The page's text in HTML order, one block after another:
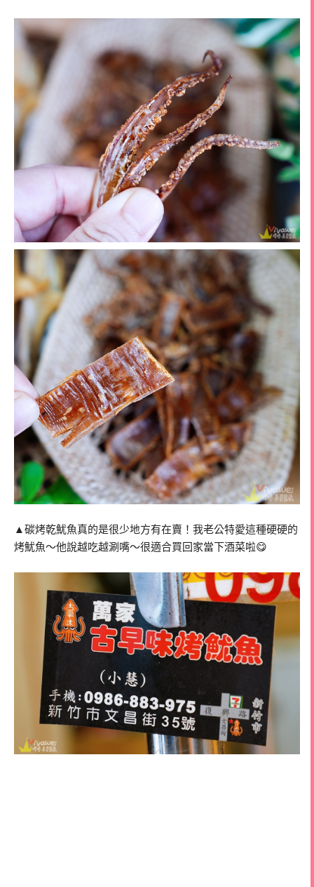
▲碳烤乾魷魚真的是很少地方有在賣！我老公特愛這種硬硬的
烤魷魚～他說越吃越涮嘴～很適合買回家當下酒菜啦😋